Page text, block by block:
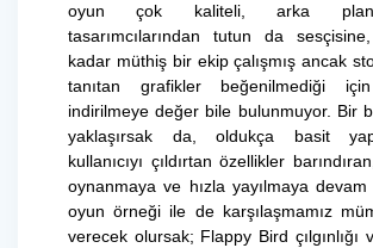
oyun çok kaliteli, arka
tasarımcılarından tutun da
kadar müthiş bir ekip çalışmış ancak
tanıtan grafikler beğenilmediği
indirilmeye değer bile bulunmuyor. Bir
yaklaşırsak da, oldukça basit
kullanıcıyı çıldırtan özellikler
oynanmaya ve hızla yayılmaya
oyun örneği ile de karşılaşmamız
verecek olursak; Flappy Bird çılgınlığı